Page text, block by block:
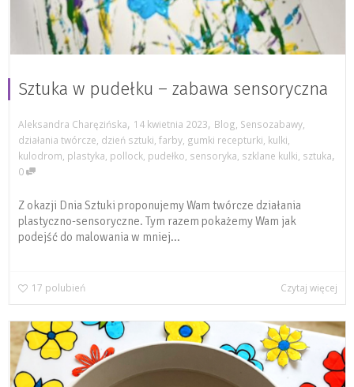
Sztuka w pudełku – zabawa sensoryczna
Aleksandra Charęzińska, 14 kwietnia 2023, Blog Sensozabawy
działania twórcze dzień sztuki farby gumki recepturki kulki
kulodrom plastyka pollock pudełko sensoryka szklane kulki sztuka,
0
Z okazji Dnia Sztuki proponujemy Wam twórcze działania
plastyczno-sensoryczne. Tym razem pokażemy Wam jak
podejść do malowania w mniej...
17 polubień Czytaj więcej